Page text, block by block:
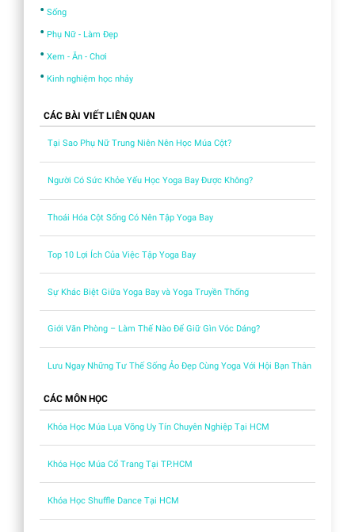
• Sống
• Phụ Nữ - Làm Đẹp
• Xem - Ăn - Chơi
• Kinh nghiệm học nhảy
CÁC BÀI VIẾT LIÊN QUAN
Tại Sao Phụ Nữ Trung Niên Nên Học Múa Cột?
Người Có Sức Khỏe Yếu Học Yoga Bay Được Không?
Thoái Hóa Cột Sống Có Nên Tập Yoga Bay
Top 10 Lợi Ích Của Việc Tập Yoga Bay
Sự Khác Biệt Giữa Yoga Bay và Yoga Truyền Thống
Giới Văn Phòng – Làm Thế Nào Để Giữ Gìn Vóc Dáng?
Lưu Ngay Những Tư Thế Sống Ảo Đẹp Cùng Yoga Với Hội Bạn Thân
CÁC MÔN HỌC
Khóa Học Múa Lụa Võng Uy Tín Chuyên Nghiệp Tại HCM
Khóa Học Múa Cổ Trang Tại TP.HCM
Khóa Học Shuffle Dance Tại HCM